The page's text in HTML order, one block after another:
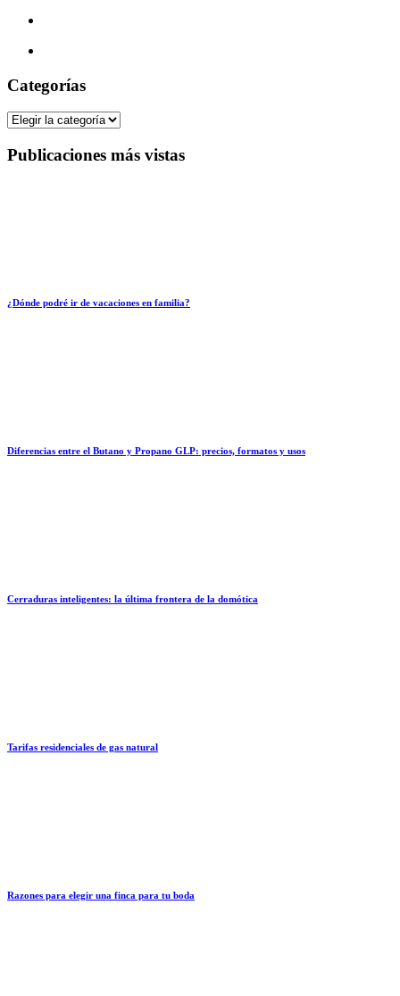
Categorías
Categorías
Publicaciones más vistas
¿Dónde podré ir de vacaciones en familia?
Diferencias entre el Butano y Propano GLP: precios, formatos y usos
Cerraduras inteligentes: la última frontera de la domótica
Tarifas residenciales de gas natural
Razones para elegir una finca para tu boda